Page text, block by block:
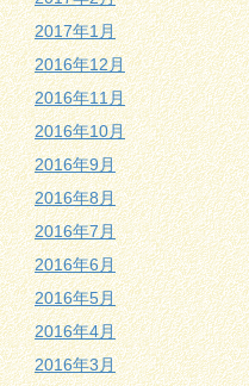
2017年1月
2016年12月
2016年11月
2016年10月
2016年9月
2016年8月
2016年7月
2016年6月
2016年5月
2016年4月
2016年3月